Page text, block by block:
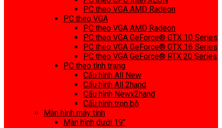
PC theo VGA AMD Radeon
PC theo VGA
PC theo VGA AMD Radeon
PC theo VGA GeForce® GTX 10 Series
PC theo VGA GeForce® GTX 16 Series
PC theo VGA GeForce® RTX 20 Series
PC theo tình trạng
Cấu hình All New
Cấu hình All 2hand
Cấu hình Newx2hand
Cấu hình trọn bộ
Màn hình máy tính
Màn hình dưới 19″